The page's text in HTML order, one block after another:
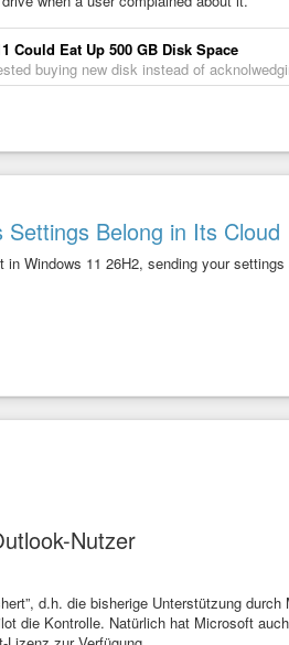
Could Eat Up 500 GB Disk Space
buying new disk instead of
Belong in Its Cloud
in Windows 11 26H2, sending your
Nutzer
d.h. die bisherige Unterstützung
die Kontrolle. Natürlich hat Microsoft